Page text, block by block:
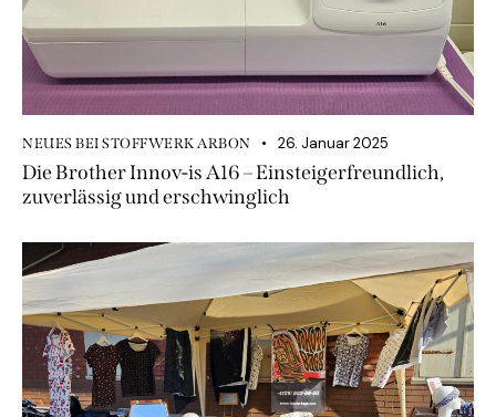
NEUES BEI STOFFWERK ARBON 26. Januar 2025
Die Brother Innov-is A16 – Einsteigerfreundlich,
zuverlässig und erschwinglich